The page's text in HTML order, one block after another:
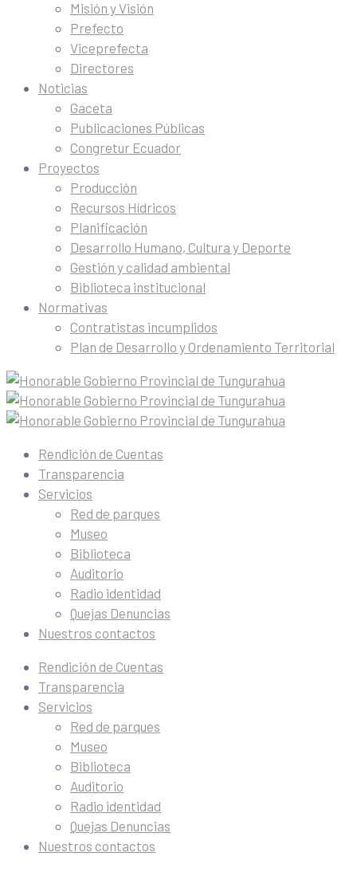
Misión y Visión
Prefecto
Viceprefecta
Directores
Noticias
Gaceta
Publicaciones Públicas
Congretur Ecuador
Proyectos
Producción
Recursos Hídricos
Planificación
Desarrollo Humano, Cultura y Deporte
Gestión y calidad ambiental
Biblioteca institucional
Normativas
Contratistas incumplidos
Plan de Desarrollo y Ordenamiento Territorial
Rendición de Cuentas
Transparencia
Servicios
Red de parques
Museo
Biblioteca
Auditorio
Radio identidad
Quejas Denuncias
Nuestros contactos
Rendición de Cuentas
Transparencia
Servicios
Red de parques
Museo
Biblioteca
Auditorio
Radio identidad
Quejas Denuncias
Nuestros contactos